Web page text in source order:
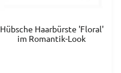
Hübsche Haarbürste 'Floral'
im Romantik-Look